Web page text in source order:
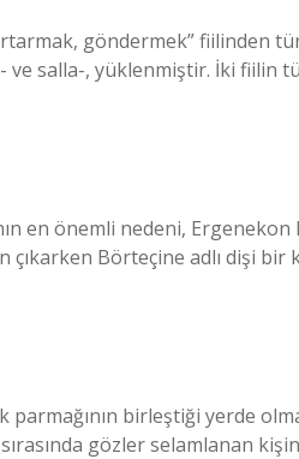
göndermek” fiilinden
ve salla-, yüklenmiştir. İki fiilin
en önemli nedeni, Ergenekon
çıkarken Börteçine adlı dişi bir
birleştiği yerde
gözler selamlanan